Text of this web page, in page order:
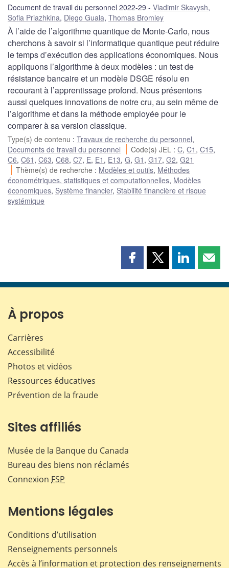
Document de travail du personnel 2022-29 Vladimir Skavysh,
Sofia Priazhkina, Diego Guala, Thomas Bromley
À l’aide de l’algorithme quantique de Monte-Carlo, nous
cherchons à savoir si l’informatique quantique peut réduire
le temps d’exécution des applications économiques. Nous
appliquons l’algorithme à deux modèles : un test de
résistance bancaire et un modèle DSGE résolu en
recourant à l’apprentissage profond. Nous présentons
aussi quelques innovations de notre cru, au sein même de
l’algorithme et dans la méthode employée pour le
comparer à sa version classique.
Type(s) de contenu : Travaux de recherche du personnel,
Documents de travail du personnel
Code(s) JEL :C,C1 ,C15,
C6, C61 , C63, C68, C7, E, E1 , E13, G, G1 , G17, G2, G21
Thème(s) de recherche : Modèles et outils, Méthodes
économétriques, statistiques et computationnelles, Modèles
économiques, Système financier, Stabilité financière et risque
systémique
Partager
page
Partager
page
Partager
page page
À propos
Carrières
Accessibilité
Photos et vidéos
Ressources éducatives
Prévention de la fraude
Sites affiliés
Musée de la Banque du Canada
Bureau des biens non réclamés
Connexion FSP
Mentions légales
Conditions d’utilisation
Renseignements personnels
Accès à l’information et protection des renseignements